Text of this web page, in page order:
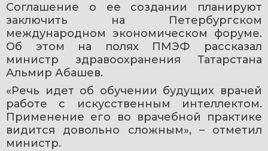
Соглашение о ее создании планируют
заключить на Петербургском
международном экономическом форуме.
Об этом на полях ПМЭФ рассказал
министр здравоохранения Татарстана
Альмир Абашев.
«Речь идет об обучении будущих врачей
работе с искусственным интеллектом.
Применение его во врачебной практике
видится довольно сложным», – отметил
министр.